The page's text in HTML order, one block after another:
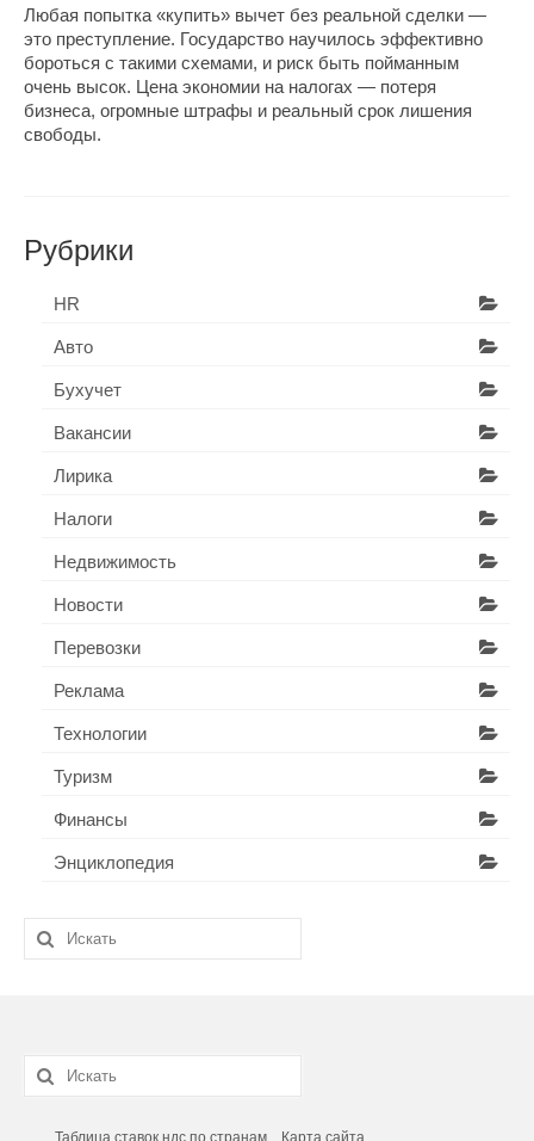
Любая попытка «купить» вычет без реальной сделки —
это преступление. Государство научилось эффективно
бороться с такими схемами, и риск быть пойманным
очень высок. Цена экономии на налогах — потеря
бизнеса, огромные штрафы и реальный срок лишения
свободы.
Рубрики
HR
Авто
Бухучет
Вакансии
Лирика
Налоги
Недвижимость
Новости
Перевозки
Реклама
Технологии
Туризм
Финансы
Энциклопедия
Искать:
Искать:
Таблица ставок ндс по странам Карта сайта